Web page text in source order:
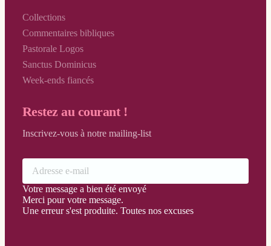
Vigile Pascale
Collections
Commentaires bibliques
Pastorale Logos
Sanctus Dominicus
Week-ends fiancés
Restez au courant !
Inscrivez-vous à notre mailing-list
Votre message a bien été envoyé
Merci pour votre message.
Une erreur s'est produite. Toutes nos excuses